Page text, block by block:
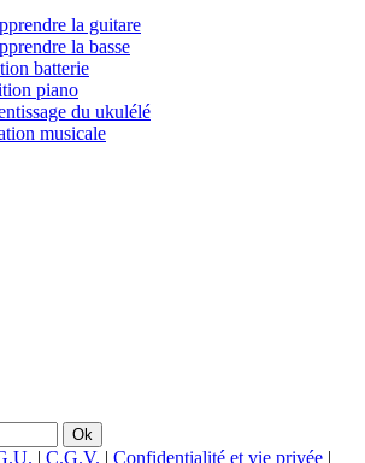
la guitare
la basse
batterie
piano
du ukulélé
musicale
| C.G.V. | Confidentialité et vie privée |